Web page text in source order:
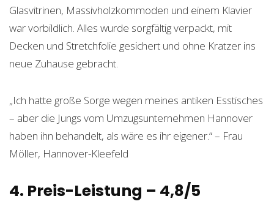
Glasvitrinen, Massivholzkommoden und einem Klavier
war vorbildlich. Alles wurde sorgfältig verpackt, mit
Decken und Stretchfolie gesichert und ohne Kratzer ins
neue Zuhause gebracht.
„Ich hatte große Sorge wegen meines antiken Esstisches
– aber die Jungs vom Umzugsunternehmen Hannover
haben ihn behandelt, als wäre es ihr eigener.“ – Frau
Möller, Hannover-Kleefeld
4. Preis-Leistung – 4,8/5